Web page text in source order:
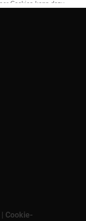
| Cookie-